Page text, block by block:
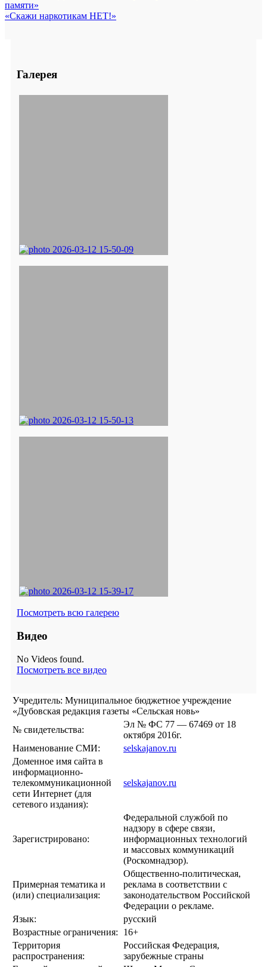
памяти»
«Скажи наркотикам НЕТ!»
Галерея
Посмотреть всю галерею
Видео
No Videos found.
Посмотреть все видео
Учредитель: Муниципальное бюджетное учреждение
«Дубовская редакция газеты «Сельская новь»
№ свидетельства:
Эл № ФС 77 — 67469 от 18
октября 2016г.
Наименование СМИ:
selskajanov.ru
Доменное имя сайта в
информационно-
телекоммуникационной
сети Интернет (для
сетевого издания):
selskajanov.ru
Зарегистрировано:
Федеральной службой по
надзору в сфере связи,
информационных технологий
и массовых коммуникаций
(Роскомнадзор).
Примерная тематика и
(или) специализация:
Общественно-политическая,
реклама в соответствии с
законодательством Российской
Федерации о рекламе.
Язык:
русский
Возрастные ограничения:
16+
Территория
распространения:
Российская Федерация,
зарубежные страны